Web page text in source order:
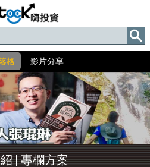
格 影片分享
|專欄方案